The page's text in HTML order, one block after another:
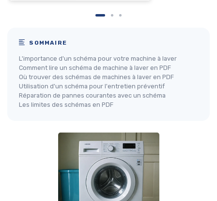
SOMMAIRE
L'importance d'un schéma pour votre machine à laver
Comment lire un schéma de machine à laver en PDF
Où trouver des schémas de machines à laver en PDF
Utilisation d'un schéma pour l'entretien préventif
Réparation de pannes courantes avec un schéma
Les limites des schémas en PDF